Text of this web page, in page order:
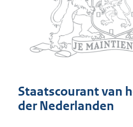
Staatscourant van
der Nederlanden